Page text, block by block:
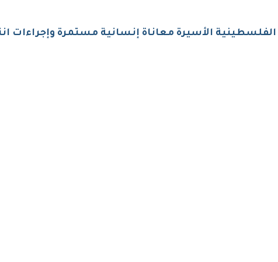
الفلسطينية الأسيرة معاناة إنسانية مستمرة وإجراءات